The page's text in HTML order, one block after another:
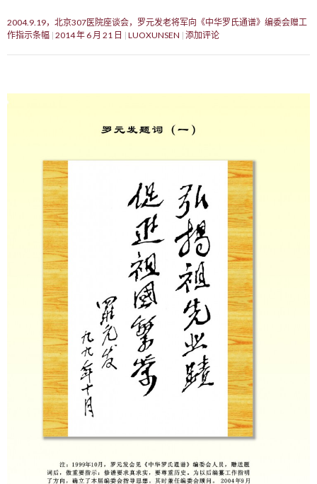
2004.9.19，北京307医院座谈会，罗元发老将军向《中华罗氏通谱》编委会赠工
作指示条幅 2014 年 6 月 21 日 LUOXUNSEN 添加评论